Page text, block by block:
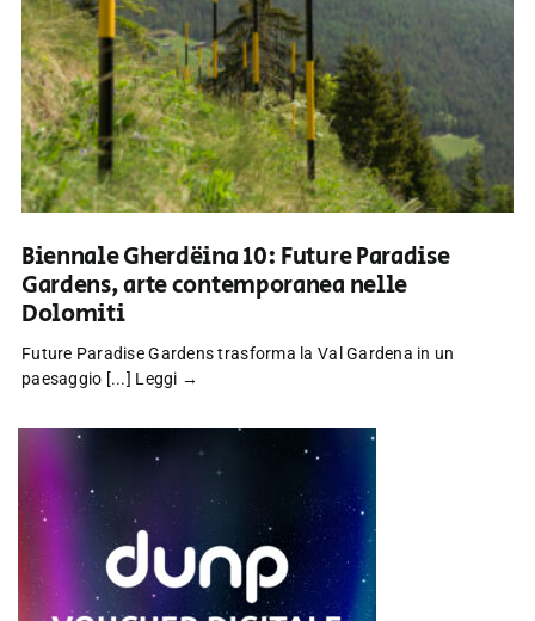
Biennale Gherdëina 10: Future Paradise
Gardens, arte contemporanea nelle
Dolomiti
Future Paradise Gardens trasforma la Val Gardena in un
paesaggio [...] Leggi →